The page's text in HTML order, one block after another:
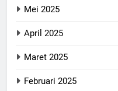
Mei 2025
April 2025
Maret 2025
Februari 2025